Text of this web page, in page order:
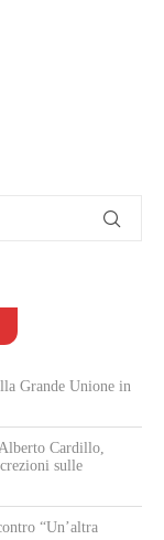
Grande Unione in
Cardillo,
sulle
“Un’altra